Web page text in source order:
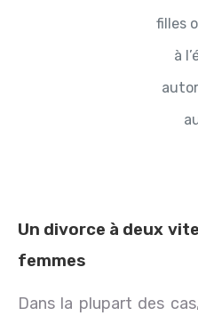
filles
à
Un divorce à deux
femmes
Dans la plupart des